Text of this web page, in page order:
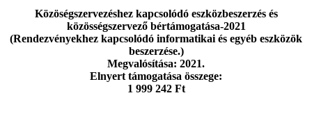
Közöségszervezéshez kapcsolódó eszközbeszerzés és
közösségszervező bértámogatása-2021
(Rendezvényekhez kapcsolódó informatikai és egyéb eszközök
beszerzése.)
Megvalósítása: 2021.
Elnyert támogatása összege:
1 999 242 Ft